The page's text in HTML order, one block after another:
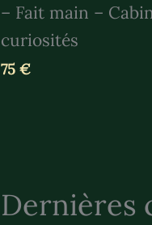
– Fait main –
curiosités
75 €
Dernières